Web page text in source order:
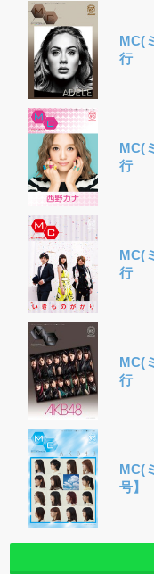
MC(
行
MC(
行
MC(
行
MC(
行
MC(
号】